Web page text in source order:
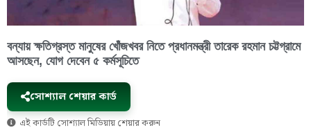
বন্যায় ক্ষতিগ্রস্ত মানুষের খোঁজখবর নিতে প্রধানমন্ত্রী তারেক রহমান চট্টগ্রামে
আসছেন, যোগ দেবেন ৫ কর্মসূচিতে
সোশ্যাল শেয়ার কার্ড
এই কার্ডটি সোশ্যাল মিডিয়ায় শেয়ার করুন